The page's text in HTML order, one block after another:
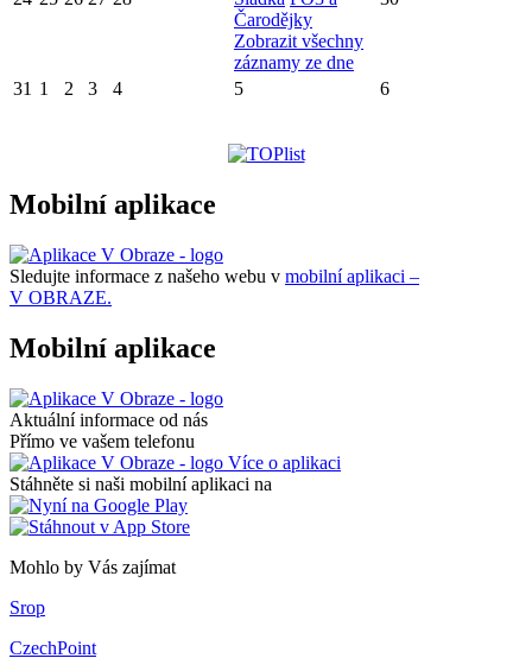
Čarodějky
Zobrazit všechny
záznamy ze dne
31 1 2 3 4 5 6
Mobilní aplikace
Sledujte informace z našeho webu v mobilní aplikaci –
V OBRAZE.
Mobilní aplikace
Aktuální informace od nás
Přímo ve vašem telefonu
Více o aplikaci
Stáhněte si naši mobilní aplikaci na
Mohlo by Vás zajímat
Srop
CzechPoint